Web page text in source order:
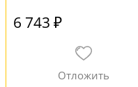
6 743 ₽